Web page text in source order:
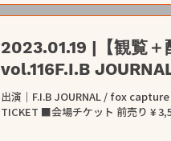
2023.01.19 |【観覧
vol.116F.I.B
出演｜F.I.B JOURNAL / fox